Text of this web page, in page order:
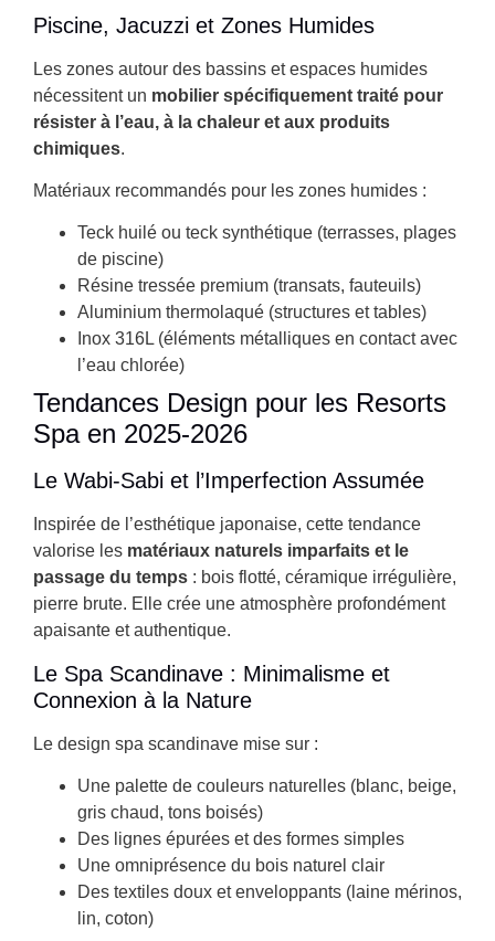
Piscine, Jacuzzi et Zones Humides
Les zones autour des bassins et espaces humides
nécessitent un mobilier spécifiquement traité pour
résister à l’eau, à la chaleur et aux produits
chimiques.
Matériaux recommandés pour les zones humides :
Teck huilé ou teck synthétique (terrasses, plages
de piscine)
Résine tressée premium (transats, fauteuils)
Aluminium thermolaqué (structures et tables)
Inox 316L (éléments métalliques en contact avec
l’eau chlorée)
Tendances Design pour les Resorts
Spa en 2025-2026
Le Wabi-Sabi et l’Imperfection Assumée
Inspirée de l’esthétique japonaise, cette tendance
valorise les matériaux naturels imparfaits et le
passage du temps : bois flotté, céramique irrégulière,
pierre brute. Elle crée une atmosphère profondément
apaisante et authentique.
Le Spa Scandinave : Minimalisme et
Connexion à la Nature
Le design spa scandinave mise sur :
Une palette de couleurs naturelles (blanc, beige,
gris chaud, tons boisés)
Des lignes épurées et des formes simples
Une omniprésence du bois naturel clair
Des textiles doux et enveloppants (laine mérinos,
lin, coton)